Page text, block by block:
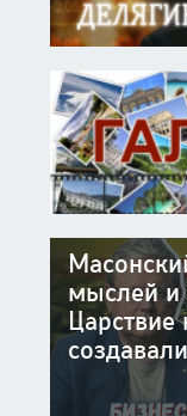
мыслей и
Царствие